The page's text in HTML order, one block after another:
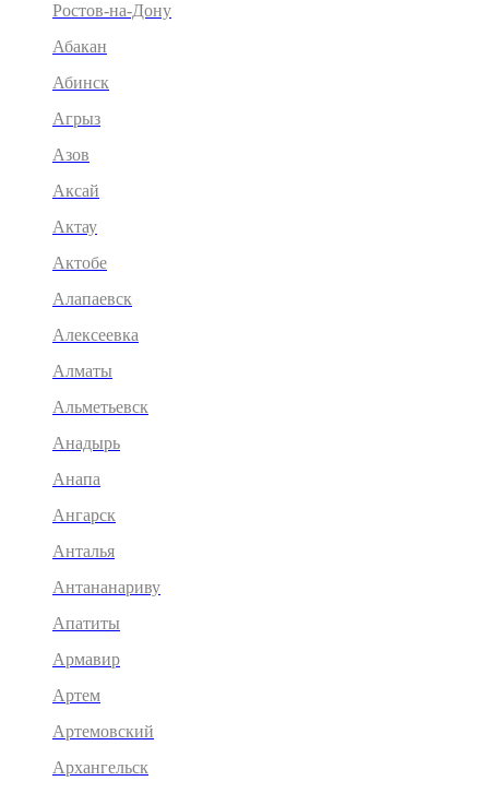
Ростов-на-Дону
Абакан
Абинск
Агрыз
Азов
Аксай
Актау
Актобе
Алапаевск
Алексеевка
Алматы
Альметьевск
Анадырь
Анапа
Ангарск
Анталья
Антананариву
Апатиты
Армавир
Артем
Артемовский
Архангельск